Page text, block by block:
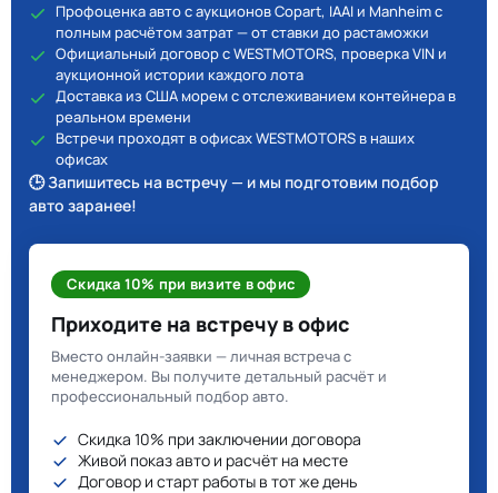
Профоценка авто с аукционов Copart, IAAI и Manheim с
полным расчётом затрат — от ставки до растаможки
Официальный договор с WESTMOTORS, проверка VIN и
аукционной истории каждого лота
Доставка из США морем с отслеживанием контейнера в
реальном времени
Встречи проходят в офисах WESTMOTORS в наших
офисах
🕒 Запишитесь на встречу — и мы подготовим подбор
авто заранее!
Скидка 10% при визите в офис
Приходите на встречу в офис
Вместо онлайн-заявки — личная встреча с
менеджером. Вы получите детальный расчёт и
профессиональный подбор авто.
Скидка 10% при заключении договора
Живой показ авто и расчёт на месте
Договор и старт работы в тот же день